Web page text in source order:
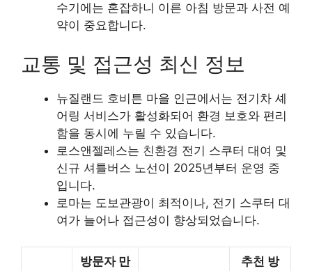
수기에는 혼잡하니 이른 아침 방문과 사전 예
약이 중요합니다.
교통 및 접근성 최신 정보
뉴질랜드 호비튼 마을 인근에서는 전기차 셰
어링 서비스가 활성화되어 환경 보호와 편리
함을 동시에 누릴 수 있습니다.
로스앤젤레스는 친환경 전기 스쿠터 대여 및
신규 셔틀버스 노선이 2025년부터 운영 중
입니다.
로마는 도보관광이 최적이나, 전기 스쿠터 대
여가 늘어나 접근성이 향상되었습니다.
방문자 만
추천 방